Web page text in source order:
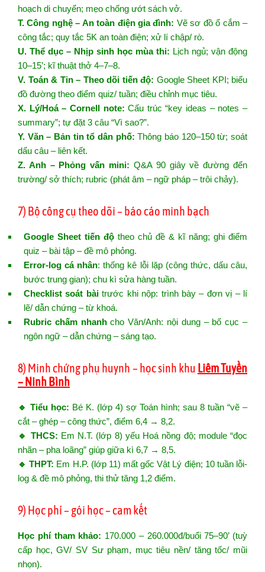
hoạch di chuyển; mẹo chống ướt sách vở.
T. Công nghệ – An toàn điện gia đình: Vẽ sơ đồ ổ cắm –
công tắc; quy tắc 5K an toàn điện; xử lí chập/ rò.
U. Thể dục – Nhịp sinh học mùa thi: Lịch ngủ; vận động
10–15’; kĩ thuật thở 4–7–8.
V. Toán & Tin – Theo dõi tiến độ: Google Sheet KPI; biểu
đồ đường theo điểm quiz/ tuần; điều chỉnh mục tiêu.
X. Lý/Hoá – Cornell note: Cấu trúc “key ideas – notes –
summary”; tự đặt 3 câu “Vì sao?”.
Y. Văn – Bản tin tổ dân phố: Thông báo 120–150 từ; soát
dấu câu – liên kết.
Z. Anh – Phỏng vấn mini: Q&A 90 giây về đường đến
trường/ sở thích; rubric (phát âm – ngữ pháp – trôi chảy).
7) Bộ công cụ theo dõi – báo cáo minh bạch
Google Sheet tiến độ theo chủ đề & kĩ năng; ghi điểm
quiz – bài tập – đề mô phỏng.
Error-log cá nhân: thống kê lỗi lặp (công thức, dấu câu,
bước trung gian); chu kì sửa hàng tuần.
Checklist soát bàitrước khi nộp: trình bày – đơn vị – lí
lẽ/ dẫn chứng – từ khoá.
Rubric chấm nhanhcho Văn/Anh: nội dung – bố cục –
ngôn ngữ – dẫn chứng – sáng tạo.
8) Minh chứng phụ huynh – học sinh khu Liêm Tuyền
– Ninh Bình
🔹 Tiểu học: Bé K. (lớp 4) sợ Toán hình; sau 8 tuần “vẽ –
cắt – ghép – công thức”, điểm 6,4 → 8,2.
🔹 THCS: Em N.T. (lớp 8) yếu Hoá nồng độ; module “đọc
nhãn – pha loãng” giúp giữa kì 6,7 → 8,5.
🔹 THPT: Em H.P. (lớp 11) mất gốc Vật Lý điện; 10 tuần lỗi-
log & đề mô phỏng, thi thử tăng 1,2 điểm.
9) Học phí – gói học – cam kết
Học phí tham khảo: 170.000 – 260.000đ/buổi 75–90’ (tuỳ
cấp học, GV/ SV Sư phạm, mục tiêu nền/ tăng tốc/ mũi
nhọn).